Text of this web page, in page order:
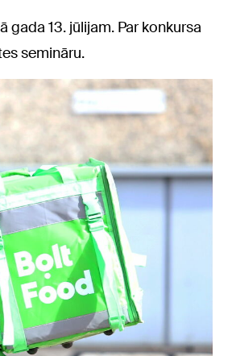
13. jūlijam. Par konkursa
semināru.